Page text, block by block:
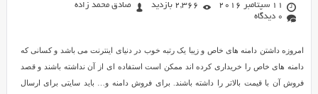
11 سپتامبر 2016 2,366 بازدید
صادق محمد زاده
0 دیدگاه
امروزه داشتن دامنه های خاص و زیبا یک رتبه خوب در دنیای اینترنت می باشد و کسانی که
دامنه های خاص را خریداری کرده اند ممکن است استفاده ای از آن نداشته باشند و قصد
فروش آن با قیمت بالاتر را داشته باشند. برای فروش دامنه و… باید سایتی برای ارسال